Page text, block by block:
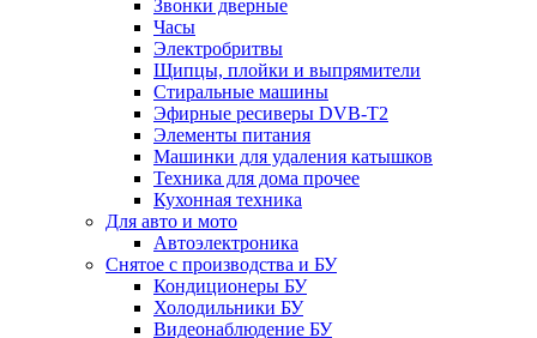
Звонки дверные
Часы
Электробритвы
Щипцы, плойки и выпрямители
Стиральные машины
Эфирные ресиверы DVB-T2
Элементы питания
Машинки для удаления катышков
Техника для дома прочее
Кухонная техника
Для авто и мото
Автоэлектроника
Снятое с производства и БУ
Кондиционеры БУ
Холодильники БУ
Видеонаблюдение БУ